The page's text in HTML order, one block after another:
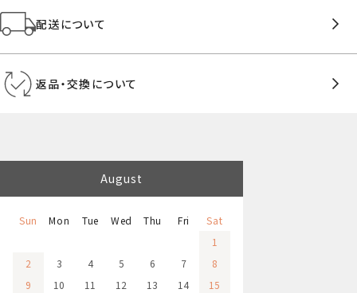
配送について
返品・交換について
August
Sun Mon Tue Wed Thu Fri
Sat
1
2
3 4 5 6 7
8
9
10 11 12 13 14
15